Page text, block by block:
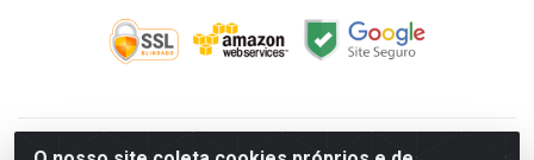
V. C. Ferragens LTDA - Rua do Matoso, 132 - Praça da